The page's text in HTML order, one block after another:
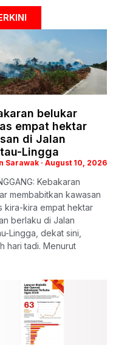
belukar
empat hektar
di Jalan
Lingga
Sarawak August 10, 2026
Kebakaran
membabitkan kawasan
kira-kira empat hektar
berlaku di Jalan
Lingga, dekat sini,
hari tadi. Menurut